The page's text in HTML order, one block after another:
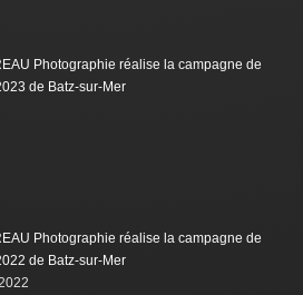
Photographie réalise la campagne de
de Batz-sur-Mer
Photographie réalise la campagne de
de Batz-sur-Mer